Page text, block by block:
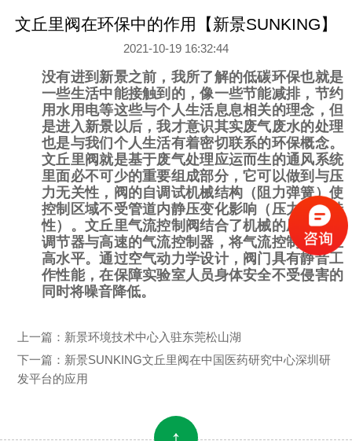
文丘里阀在环保中的作用【新景SUNKING】
2021-10-19 16:32:44
没有进到新景之前，我所了解的低碳环保也就是
一些生活中能接触到的，像一些节能减排，节约
用水用电等这些与个人生活息息相关的理念，但
是进入新景以后，我才意识其实废气废水的处理
也是与我们个人生活有着密切联系的环保概念。
文丘里阀就是基于废气处理应运而生的通风系统
里面必不可少的重要组成部分，它可以做到与压
力无关性， 阀的自调试机械结构（阻力弹簧）使
控制区域不受管道内静压变化影响（压力无关特
性）。文丘里气流控制阀结合了机械的压力无关
调节器与高速的气流控制器，将气流控制扩展至
高水平。通过空气动力学设计，阀门具有静音工
作性能，在保障实验室人员身体安全不受侵害的
同时将噪音降低。
上一篇： 新景环境技术中心入驻东莞松山湖
下一篇： 新景SUNKING文丘里阀在中国医药研究中心深圳研
发平台的应用